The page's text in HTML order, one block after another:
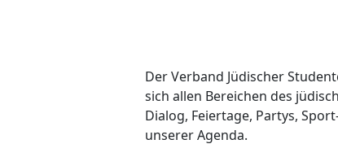
Der Verband Jüdischer
sich allen Bereichen des
Dialog, Feiertage, Partys,
unserer Agenda.